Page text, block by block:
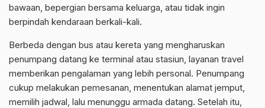
bawaan, bepergian bersama keluarga, atau tidak ingin
berpindah kendaraan berkali-kali.
Berbeda dengan bus atau kereta yang mengharuskan
penumpang datang ke terminal atau stasiun, layanan travel
memberikan pengalaman yang lebih personal. Penumpang
cukup melakukan pemesanan, menentukan alamat jemput,
memilih jadwal, lalu menunggu armada datang. Setelah itu,